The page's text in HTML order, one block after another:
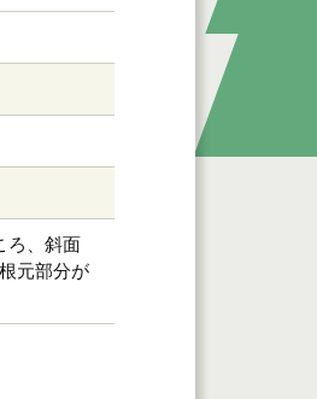
ろ、斜面
元部分が